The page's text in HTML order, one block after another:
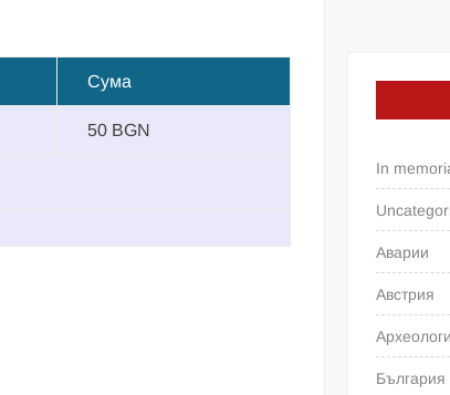
Сума
50 BGN
In
Аварии
Австрия
България